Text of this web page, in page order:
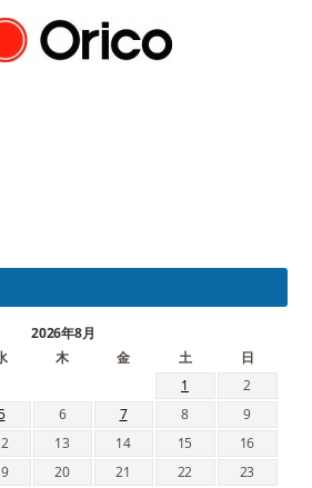
2026年8月
木 金 土
日
1
2
6 7 8
9
13 14 15
16
20 21 22 23